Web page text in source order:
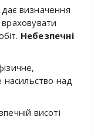
дає визначення
Небезпечні
насильство над
висоті